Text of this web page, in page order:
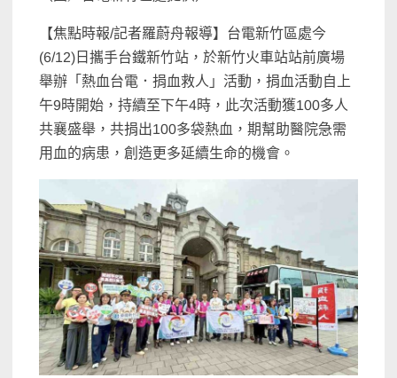
【焦點時報/記者羅蔚舟報導】台電新竹區處今
(6/12)日攜手台鐵新竹站，於新竹火車站站前廣場
舉辦「熱血台電．捐血救人」活動，捐血活動自上
午9時開始，持續至下午4時，此次活動獲100多人
共襄盛舉，共捐出100多袋熱血，期幫助醫院急需
用血的病患，創造更多延續生命的機會。